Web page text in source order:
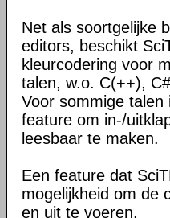
Net als soortgelijke
editors, beschikt
kleurcodering voor
talen, w.o. C(++),
Voor sommige
feature om in-/
leesbaar te maken.
Een feature dat
mogelijkheid om de
en uit te voeren.